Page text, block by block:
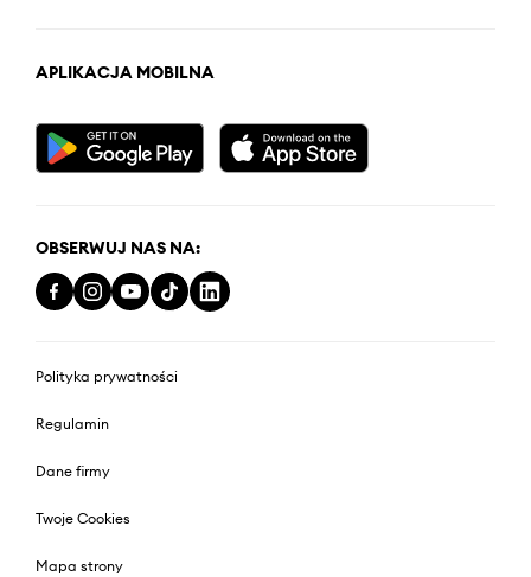
APLIKACJA MOBILNA
OBSERWUJ NAS NA:
Polityka prywatności
Regulamin
Dane firmy
Twoje Cookies
Mapa strony